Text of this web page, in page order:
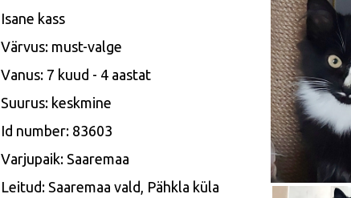
Isane kass
Värvus: must-valge
Vanus: 7 kuud - 4 aastat
Suurus: keskmine
Id number: 83603
Varjupaik: Saaremaa
Leitud: Saaremaa vald, Pähkla küla